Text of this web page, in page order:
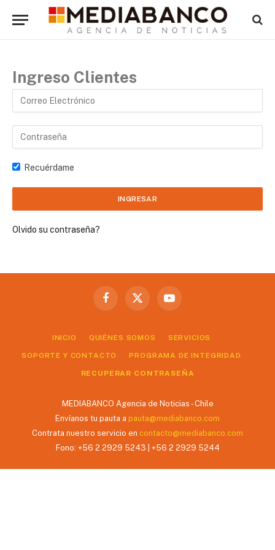
Ingreso Clientes
Recuérdame
Olvido su contraseña?
Facebook
X
YouTube
INICIO QUIÉNES SOMOS SERVICIOS
SOPORTE Y CONTACTO PROGRAMA DE INTEGRIDAD
RECUPERAR CONTRASEÑA
MEDIABANCO Agencia de Noticias - Chile
Envíanos tu pauta a pauta@mediabanco.com
Contrata nuestro servicio en contacto@mediabanco.com
Fono: +56 2 2929 5243 | +56 2 2929 5244